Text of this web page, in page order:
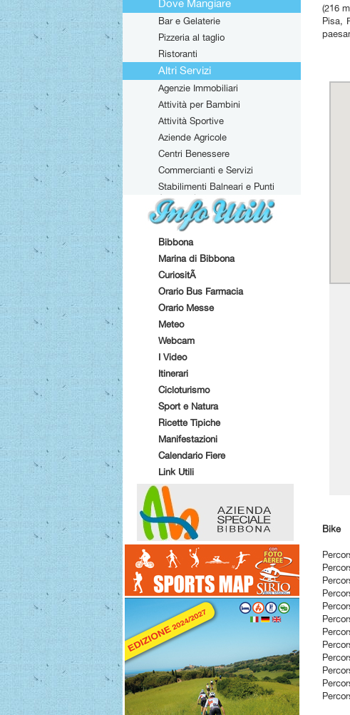
Dove Mangiare
Bar e Gelaterie
Pizzeria al taglio
Ristoranti
Altri Servizi
Agenzie Immobiliari
Attività per Bambini
Attività Sportive
Aziende Agricole
Centri Benessere
Commercianti e Servizi
Stabilimenti Balneari e Punti
Attrezzati
Bibbona
Marina di Bibbona
CuriositÃ
Orario Bus Farmacia
Orario Messe
Meteo
Webcam
I Video
Itinerari
Cicloturismo
Sport e Natura
Ricette Tipiche
Manifestazioni
Calendario Fiere
Link Utili
(216
Pisa,
Bike